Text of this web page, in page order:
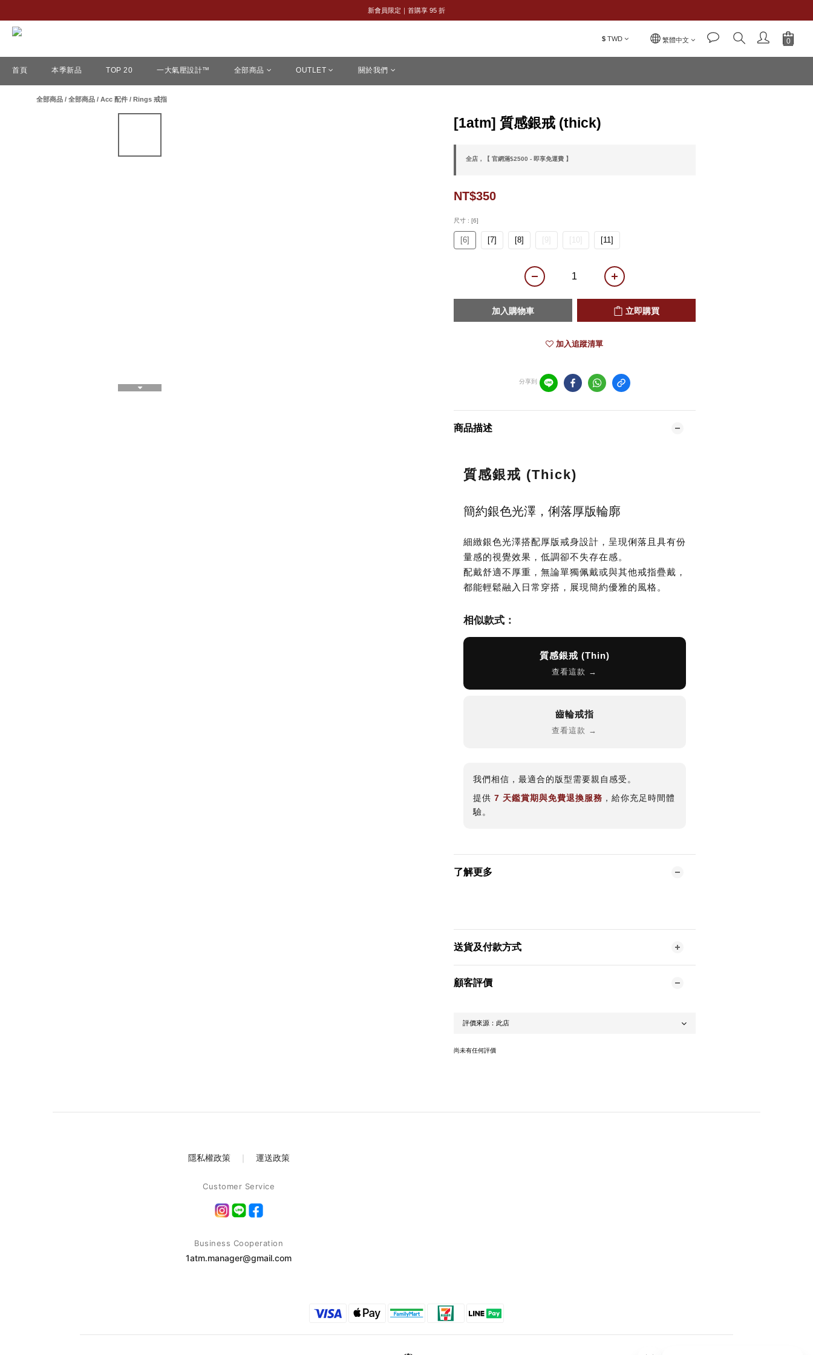
全館購物滿 NT$2,500｜享免運
新會員限定｜首購享 95 折
$ TWD 繁體中文
首頁 本季新品 TOP 20 一大氣壓設計™ 全部商品 OUTLET 關於我們
全部商品 / 全部商品 / Acc 配件 / Rings 戒指
[1atm] 質感銀戒 (thick)
全店，【 官網滿$2500 - 即享免運費 】
NT$350
尺寸 : [6]
[6] [7] [8] [9] [10] [11]
加入購物車 立即購買
加入追蹤清單
分享到
商品描述
質感銀戒 (Thick)
簡約銀色光澤，俐落厚版輪廓
細緻銀色光澤搭配厚版戒身設計，呈現俐落且具有份
量感的視覺效果，低調卻不失存在感。
配戴舒適不厚重，無論單獨佩戴或與其他戒指疊戴，
都能輕鬆融入日常穿搭，展現簡約優雅的風格。
相似款式：
質感銀戒 (Thin)
查看這款 →
齒輪戒指
查看這款 →
我們相信，最適合的版型需要親自感受。
提供 7 天鑑賞期與免費退換服務 ，給你充足時間體
驗。
了解更多
送貨及付款方式
顧客評價
尚未有任何評價
立即購買
隱私權政策 ｜ 運送政策
Customer Service
Business Cooperation
1atm.manager@gmail.com